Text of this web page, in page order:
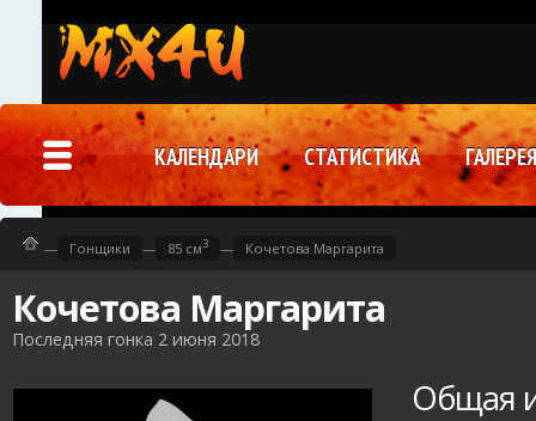
Кочетова Маргарита
Последняя гонка 2 июня 2018
Общая
— Гонщики — 85 см3 — Кочетова Маргарита
КАЛЕНДАРИ СТАТИСТИКА ГАЛЕРЕЯ